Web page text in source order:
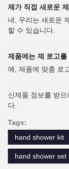
제가 직접 새로운
네, 우리는 새로운
할 수 있습니다.
제품에는 제 로고
예, 제품에 맞춤 로
신제품 정보를 받
다.
Tags:
hand shower kit
hand shower set